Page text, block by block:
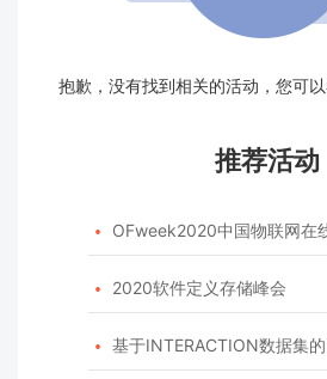
抱歉，没有找到相关的活动，您可
推荐活动
 OFweek2020中国物联网在
 2020软件定义存储峰会
 基于INTERACTION数据集的自动驾